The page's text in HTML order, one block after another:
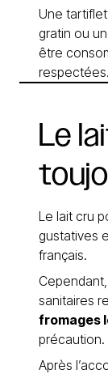
Une
gratin ou
être
respectées.
Le
Le lait cru
gustatives
français.
sanitaires
fromages
précaution.
Après